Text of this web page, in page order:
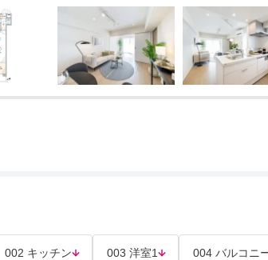
002 キッチン 003 洋室1 004 バルコニ